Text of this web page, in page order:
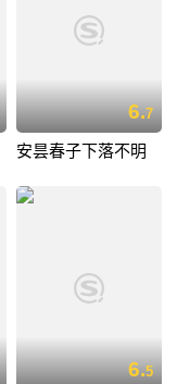
6.7
安昙春子下落不明
6.5